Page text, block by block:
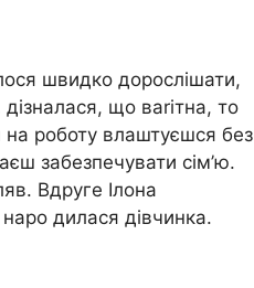
швидко дорослішати,
що ваrітна, то
на роботу влаштуєшся без
забезпечувати сім’ю.
Вдруге Ілона
дилася дівчинка.